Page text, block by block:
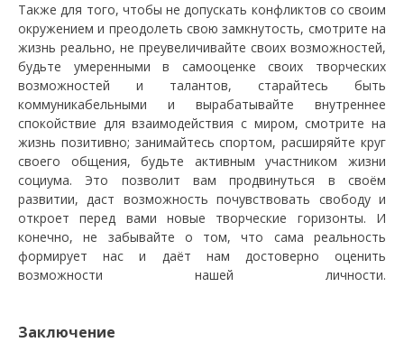
Также для того, чтобы не допускать конфликтов со своим
окружением и преодолеть свою замкнутость, смотрите на
жизнь реально, не преувеличивайте своих возможностей,
будьте умеренными в самооценке своих творческих
возможностей и талантов, старайтесь быть
коммуникабельными и вырабатывайте внутреннее
спокойствие для взаимодействия с миром, смотрите на
жизнь позитивно; занимайтесь спортом, расширяйте круг
своего общения, будьте активным участником жизни
социума. Это позволит вам продвинуться в своём
развитии, даст возможность почувствовать свободу и
откроет перед вами новые творческие горизонты. И
конечно, не забывайте о том, что сама реальность
формирует нас и даёт нам достоверно оценить
возможности нашей личности.
Заключение